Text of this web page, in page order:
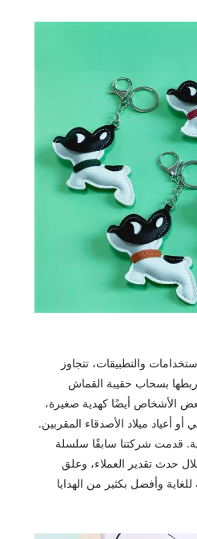
والتطبيقات، تتجاوز
بسحاب حقيبة القماش
الأشخاص أيضًا كهدية صغيرة،
أعياد ميلاد الأصدقاء المقربين.
قدمت شركتنا سابقًا سلسلة
حدث تقدير العملاء، وعلق
للغاية وأفضل بكثير من الهدايا